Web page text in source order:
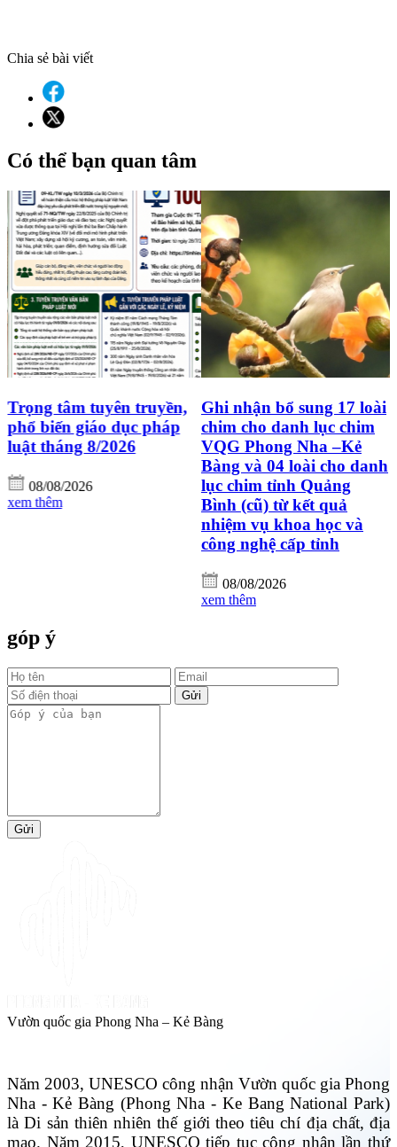
Chia sẻ bài viết
Có thể bạn quan tâm
Ghi nhận bổ sung 17 loài
chim cho danh lục chim
VQG Phong Nha –Kẻ
lục chim tỉnh Quảng
Bình (cũ) từ kết quả
Công ty Oxalis
Adventure đồng hành
cùng công tác bảo tồn đa
dạng sinh học tại Vườn
quốc gia Phong Nha - Kẻ
Bàng
08/08/2026
góp ý
Gửi
Gửi
Vườn quốc gia Phong Nha – Kẻ Bàng
Năm 2003, UNESCO công nhận Vườn quốc gia Phong
Nha - Kẻ Bàng (Phong Nha - Ke Bang National Park)
là Di sản thiên nhiên thế giới theo tiêu chí địa chất, địa
mạo. Năm 2015, UNESCO tiếp tục công nhận lần thứ